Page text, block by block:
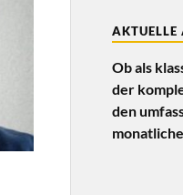
AKTUELLE
Ob als
der
den